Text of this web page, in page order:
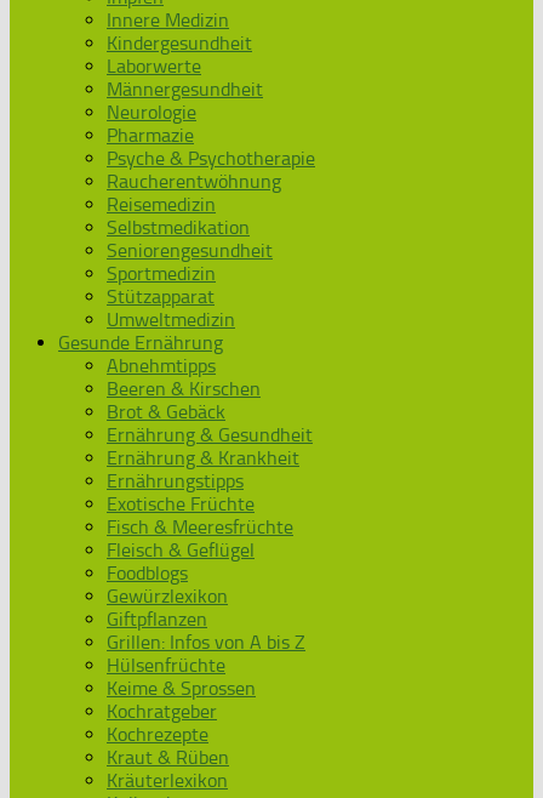
Innere Medizin
Kindergesundheit
Laborwerte
Männergesundheit
Neurologie
Pharmazie
Psyche & Psychotherapie
Raucherentwöhnung
Reisemedizin
Selbstmedikation
Seniorengesundheit
Sportmedizin
Stützapparat
Umweltmedizin
Gesunde Ernährung
Abnehmtipps
Beeren & Kirschen
Brot & Gebäck
Ernährung & Gesundheit
Ernährung & Krankheit
Ernährungstipps
Exotische Früchte
Fisch & Meeresfrüchte
Fleisch & Geflügel
Foodblogs
Gewürzlexikon
Giftpflanzen
Grillen: Infos von A bis Z
Hülsenfrüchte
Keime & Sprossen
Kochratgeber
Kochrezepte
Kraut & Rüben
Kräuterlexikon